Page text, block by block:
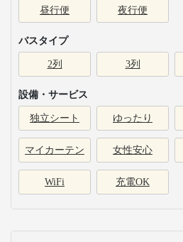
昼行便 夜行便
バスタイプ
2列 3列
設備・サービス
独立シート ゆったり
マイカーテン 女性安心
WiFi 充電OK